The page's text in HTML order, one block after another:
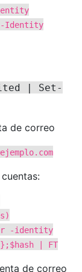
-Identity
| Set-
de correo
-identity
| FT
de correo